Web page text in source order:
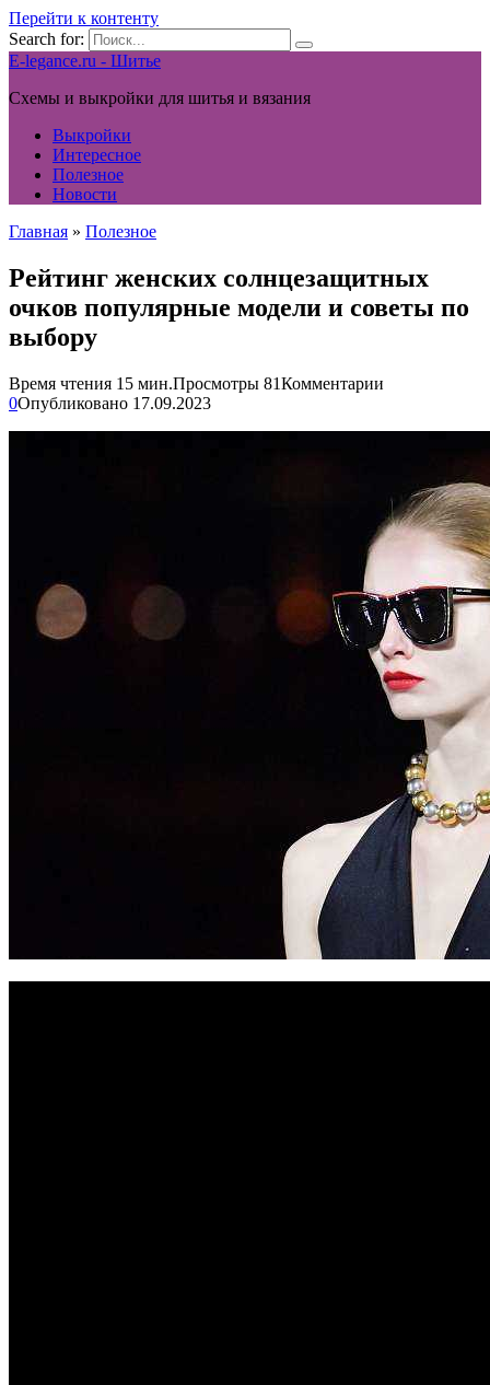
Перейти к контенту
Search for:
E-legance.ru - Шитье
Схемы и выкройки для шитья и вязания
Выкройки
Интересное
Полезное
Новости
Главная » Полезное
Рейтинг женских солнцезащитных
очков популярные модели и советы по
выбору
Время чтения 15 мин.Просмотры 81Комментарии
0Опубликовано 17.09.2023